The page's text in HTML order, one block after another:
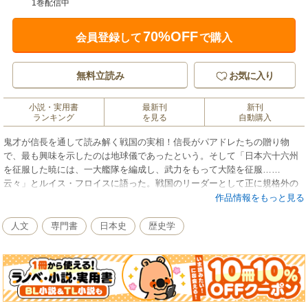
1巻配信中
会員登録して70%OFFで購入
無料立読み お気に入り
小説・実用書
ランキング
最新刊
を見る
新刊
自動購入
鬼才が信長を通して読み解く戦国の実相！信長がパアドレたちの贈り物
で、最も興味を示したのは地球儀であったという。そして「日本六十六州
を征服した暁には、一大艦隊を編成し、武力をもって大陸を征服……
云々」とルイス・フロイスに語った。戦国のリーダーとして正に規格外の
発想をもっていた信長は、パアドレたちにいかに接し、海外の情報・文化
した記録を渉猟し、信長という人物のスケールの大きさや、群を抜くセン
スの良さを描き出す。そのほか豊臣秀吉や軍師として名高い竹中半兵衛、
黒田官兵衛、また信長に反旗を翻した足利義昭や松永弾正、武田勝頼、さ
らには黒人の家来であった「ヤスケ」等、信長を取り巻く人物たちのさま
ざまなエピソードを、奇説・珍説をまじえ紹介しながら、通説の謎に迫
る。著者渾身のシリーズ第3弾！
作品情報をもっと見る
人文 専門書 日本史 歴史学